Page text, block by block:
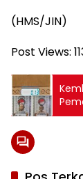
(HMS/JIN)
Post Views: